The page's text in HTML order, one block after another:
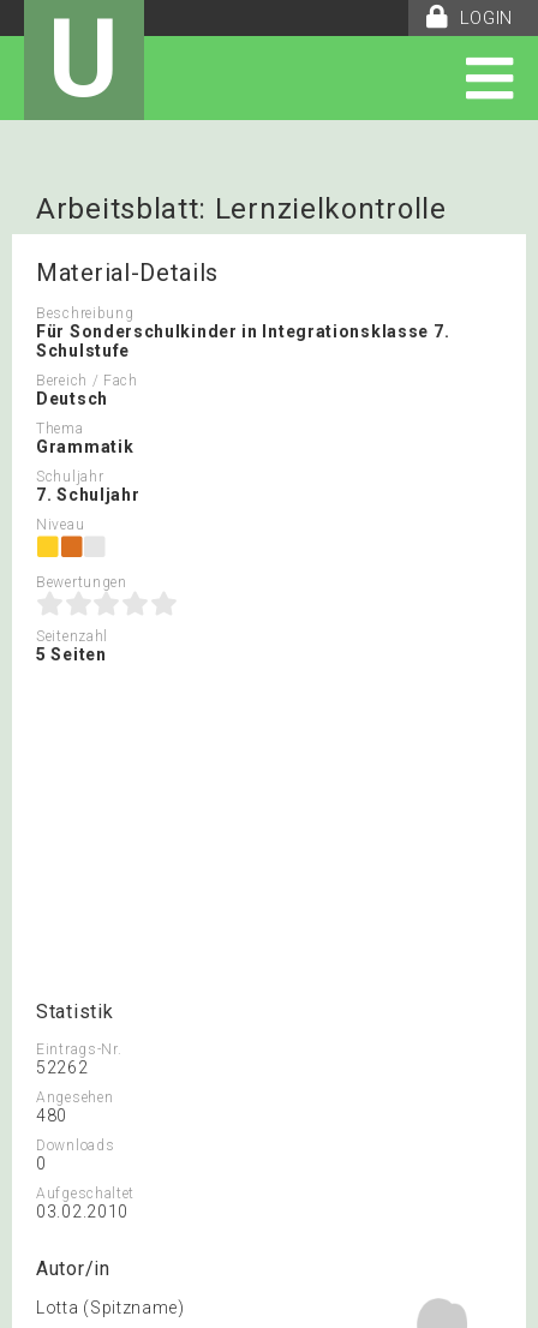
LOGIN
U
Arbeitsblatt: Lernzielkontrolle
Material-Details
Beschreibung
Für Sonderschulkinder in Integrationsklasse 7.
Schulstufe
Bereich / Fach
Deutsch
Thema
Grammatik
Schuljahr
7. Schuljahr
Niveau
Bewertungen
Seitenzahl
5 Seiten
Statistik
Eintrags-Nr.
52262
Angesehen
480
Downloads
0
Aufgeschaltet
03.02.2010
Autor/in
Lotta (Spitzname)